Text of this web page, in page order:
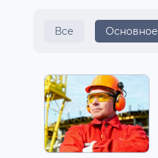
Все Основное